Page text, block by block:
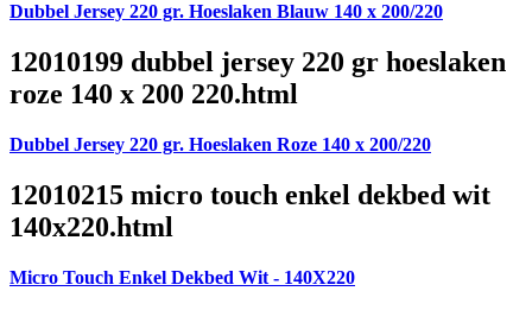
Dubbel Jersey 220 gr. Hoeslaken Blauw 140 x 200/220
12010199 dubbel jersey 220 gr hoeslaken
roze 140 x 200 220.html
Dubbel Jersey 220 gr. Hoeslaken Roze 140 x 200/220
12010215 micro touch enkel dekbed wit
140x220.html
Micro Touch Enkel Dekbed Wit - 140X220